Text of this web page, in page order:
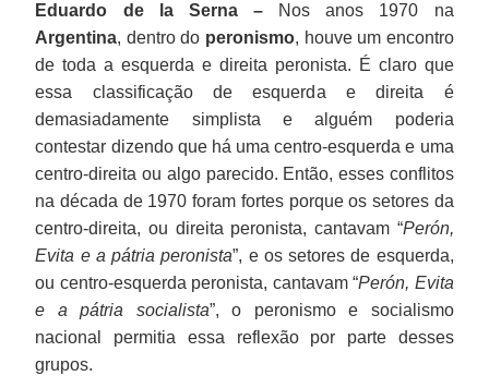
Eduardo de la Serna – Nos anos 1970 na
Argentina, dentro do peronismo, houve um encontro
de toda a esquerda e direita peronista. É claro que
essa classificação de esquerda e direita é
demasiadamente simplista e alguém poderia
contestar dizendo que há uma centro-esquerda e uma
centro-direita ou algo parecido. Então, esses conflitos
na década de 1970 foram fortes porque os setores da
centro-direita, ou direita peronista, cantavam “Perón,
Evita e a pátria peronista”, e os setores de esquerda,
ou centro-esquerda peronista, cantavam “Perón, Evita
e a pátria socialista”, o peronismo e socialismo
nacional permitia essa reflexão por parte desses
grupos.